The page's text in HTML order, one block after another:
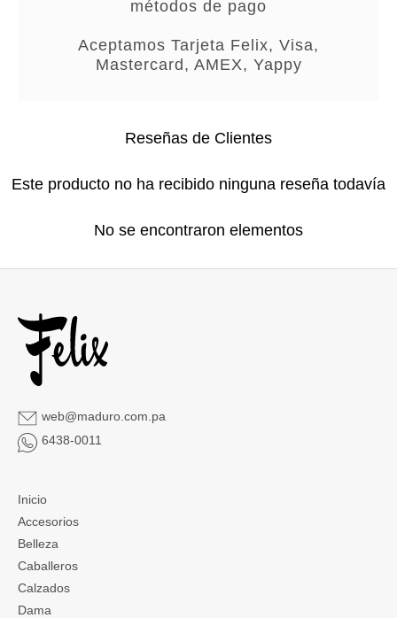
métodos de pago
Aceptamos Tarjeta Felix, Visa,
Mastercard, AMEX, Yappy
Reseñas de Clientes
Este producto no ha recibido ninguna reseña todavía
No se encontraron elementos
web@maduro.com.pa
6438-0011
Inicio
Accesorios
Belleza
Caballeros
Calzados
Dama